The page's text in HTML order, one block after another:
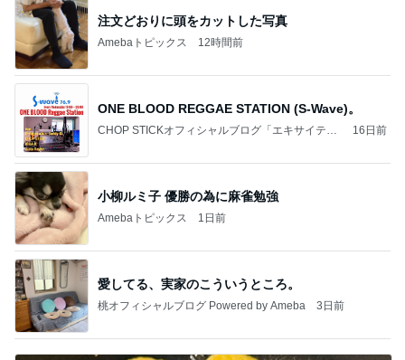
注文どおりに頭をカットした写真
Amebaトピックス 12時間前
ONE BLOOD REGGAE STATION (S-Wave)。
CHOP STICKオフィシャルブログ「エキサイティ
16日前
小柳ルミ子 優勝の為に麻雀勉強
Amebaトピックス 1日前
愛してる、実家のこういうところ。
桃オフィシャルブログ Powered by Ameba 3日前